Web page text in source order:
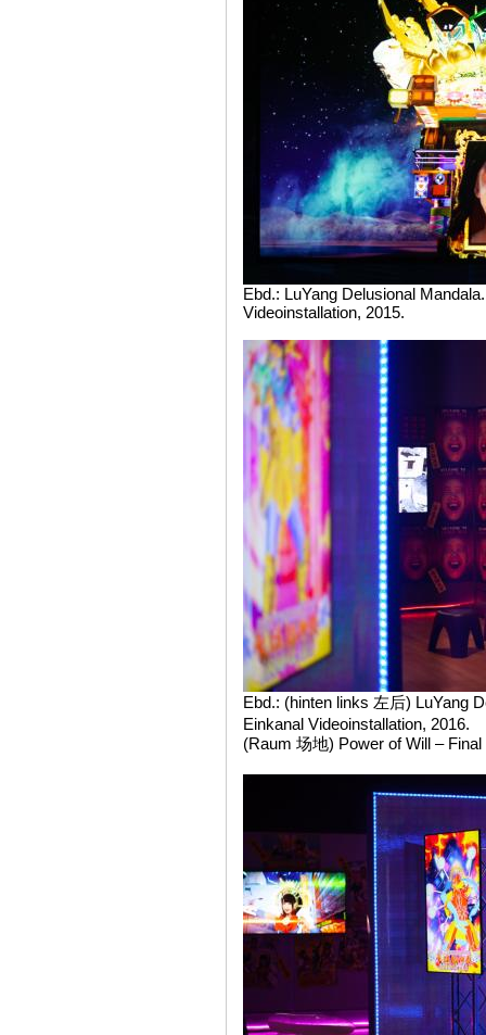
Ebd.: LuYang Delusional
Videoinstallation, 2015.
Ebd.: (hinten links 左后) LuYang
Einkanal Videoinstallation, 2016.
(Raum 场地) Power of Will –